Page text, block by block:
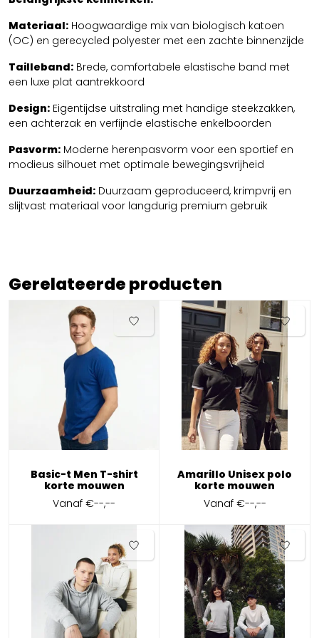
Materiaal: Hoogwaardige mix van biologisch katoen
(OC) en gerecycled polyester met een zachte binnenzijde
Tailleband: Brede, comfortabele elastische band met
een luxe plat aantrekkoord
Design: Eigentijdse uitstraling met handige steekzakken,
een achterzak en verfijnde elastische enkelboorden
Pasvorm: Moderne herenpasvorm voor een sportief en
modieus silhouet met optimale bewegingsvrijheid
Duurzaamheid: Duurzaam geproduceerd, krimpvrij en
slijtvast materiaal voor langdurig premium gebruik
Gerelateerde producten
Basic-t Men T-shirt
korte mouwen
Vanaf€--,--
Amarillo Unisex polo
korte mouwen
Vanaf €--,--